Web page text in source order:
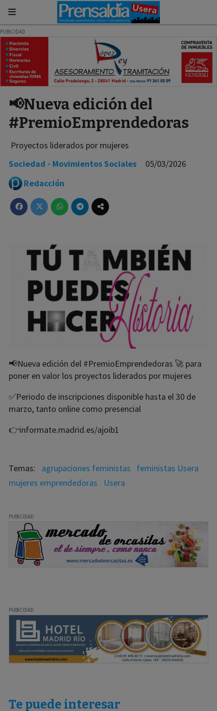
📢Nueva edición del
#PremioEmprendedoras
Proyectos liderados por mujeres
Sociedad - Movimientos Sociales
05/03/2026
Redacción
📢Nueva edición del #PremioEmprendedoras 🚀 para
poner en valor los proyectos liderados por mujeres
✅Periodo de inscripciones disponible hasta el 30 de
marzo, tanto online como presencial
👉informate.madrid.es/ajoib1
agrupaciones feministas
feministas Usera
mujeres emprendedoras
Usera
Te puede interesar